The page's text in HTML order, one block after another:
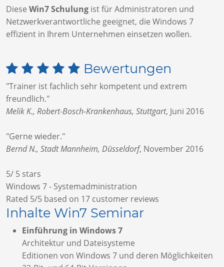
Diese Win7 Schulung ist für Administratoren und
Netzwerkverantwortliche geeignet, die Windows 7
effizient in Ihrem Unternehmen einsetzen wollen.
Bewertungen
"Trainer ist fachlich sehr kompetent und extrem
freundlich."
Melik K., Robert-Bosch-Krankenhaus, Stuttgart, Juni 2016
"Gerne wieder."
Bernd N., Stadt Mannheim, Düsseldorf, November 2016
5/ 5 stars
Windows 7 - Systemadministration
Rated 5/5 based on 17 customer reviews
Inhalte Win7 Seminar
Einführung in Windows 7
Architektur und Dateisysteme
Editionen von Windows 7 und deren Möglichkeiten